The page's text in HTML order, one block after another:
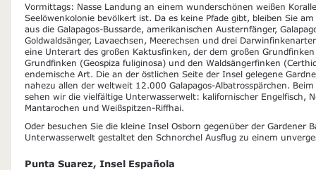
Vormittags: Nasse Landung an einem wunderschönen weißen
Seelöwenkolonie bevölkert ist. Da es keine Pfade gibt, bleiben Sie
aus die Galapagos-Bussarde, amerikanischen Austernfänger,
Goldwaldsänger, Lavaechsen, Meerechsen und drei
eine Unterart des großen Kaktusfinken, der dem großen
Grundfinken (Geospiza fuliginosa) und den Waldsängerfinken
endemische Art. Die an der östlichen Seite der Insel gelegene
nahezu allen der weltweit 12.000 Galapagos-Albatrosspärchen.
sehen wir die vielfältige Unterwasserwelt: kalifornischer Engelfisch,
Mantarochen und Weißspitzen-Riffhai.
Oder besuchen Sie die kleine Insel Osborn gegenüber der Gardener
Unterwasserwelt gestaltet den Schnorchel Ausflug zu einem
Punta Suarez, Insel Española